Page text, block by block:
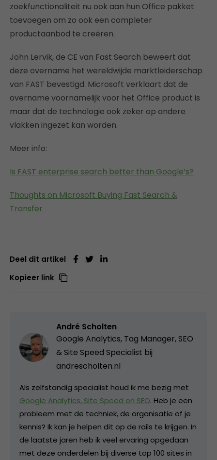
zoekfunctionaliteit nu ook aan hun Office pakket
toevoegen om zo ook een completer
productaanbod te creëren.
John Lervik, de CE van Fast Search beweert dat
deze overname het wereldwijde marktleiderschap
van FAST bevestigd. Microsoft verklaart dat de
overname voornamelijk voor het Office product is
maar dat de technologie ook zeker op andere
vlakken ingezet kan worden.
Meer info:
Is FAST enterprise search better than Google’s?
Thoughts on Microsoft Buying Fast Search &
Transfer
Deel dit artikel
Kopieer link
André Scholten
Google Analytics, Tag Manager, SEO
& Site Speed Specialist bij
andrescholten.nl
Als zelfstandig specialist houd ik me bezig met
Google Analytics, Site Speed en SEO. Heb je een
probleem met de techniek, de organisatie of je
kennis? Ik kan je helpen dit op de rails te krijgen. In
de laatste jaren heb ik veel ervaring opgedaan
met deze onderdelen bij diverse top 100 sites in